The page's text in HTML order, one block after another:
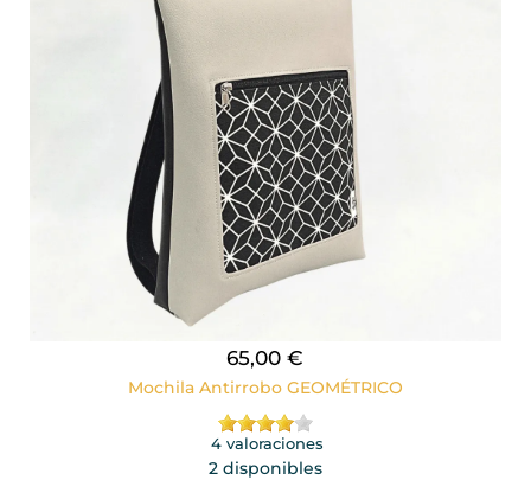
65,00 €
Mochila Antirrobo GEOMÉTRICO
4 valoraciones
2 disponibles